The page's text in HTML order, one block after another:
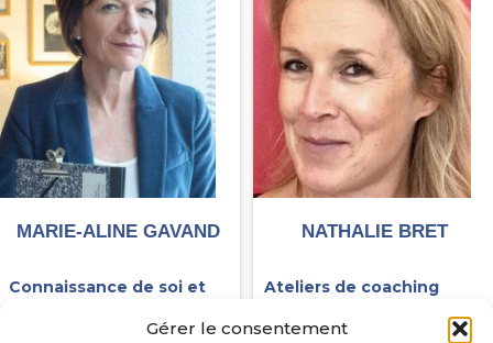
Gérer le consentement
MARIE-ALINE GAVAND
Connaissance de soi et
Emotions et gestion du
NATHALIE BRET
Ateliers de coaching
soi et confiance en soi